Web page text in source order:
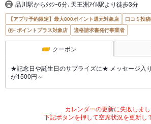
品川駅からﾀｸｼｰ6分､天王洲ｱｲﾙ駅より徒歩3分
【アプリ予約限定】最大800ポイント還元対象店
口コミ投
ポイントプラス対象店
適格請求書発行事業者
クーポン
★記念日や誕生日のサプライズに★ メッセージ入
が1500円～
カレンダーの更新に失敗しまし
下記ボタンを押して空席状況を更新し